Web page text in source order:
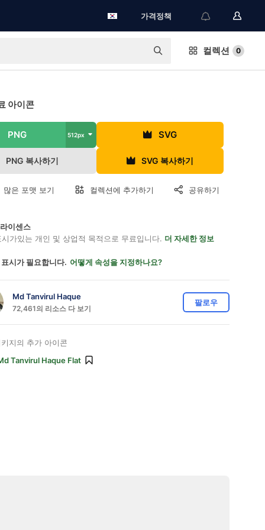
가격정책
컬렉션 0
아이콘
PNG 512px SVG
PNG 복사하기 SVG 복사하기
많은 포맷 보기 컬렉션에 추가하기 공유하기
이센스
가있는 개인 및 상업적 목적으로 무료입니다. 더 자세한 정보
시가 필요합니다. 어떻게 속성을 지정하나요?
Md Tanvirul Haque
72,461의 리소스 다 보기
팔로우
지의 추가 아이콘
Tanvirul Haque Flat